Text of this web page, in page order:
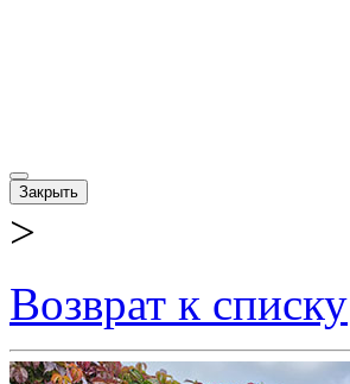
Закрыть
>
Возврат к списку